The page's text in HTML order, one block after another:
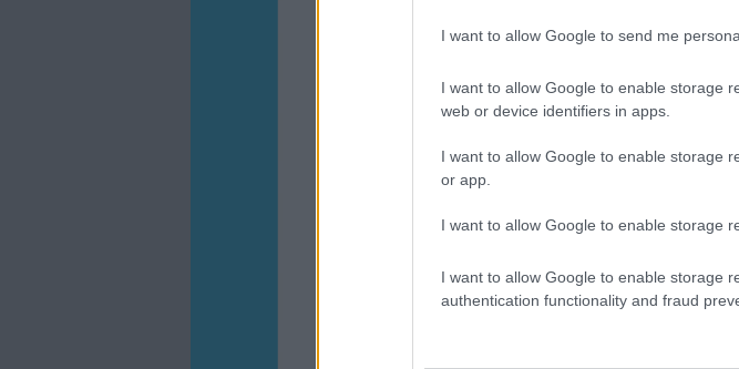
I want to allow Google to send me
I want to allow Google to enable storage
web or device identifiers in apps.
I want to allow Google to enable storage
or app.
I want to allow Google to enable storage
I want to allow Google to enable storage
authentication functionality and fraud